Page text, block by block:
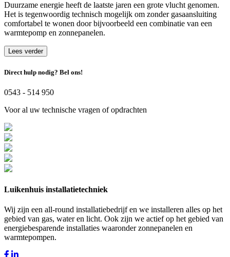
Duurzame energie heeft de laatste jaren een grote vlucht genomen.
Het is tegenwoordig technisch mogelijk om zonder gasaansluiting
comfortabel te wonen door bijvoorbeeld een combinatie van een
warmtepomp en zonnepanelen.
Lees verder
Direct hulp nodig? Bel ons!
0543 - 514 950
Voor al uw technische vragen of opdrachten
Luikenhuis installatietechniek
Wij zijn een all-round installatiebedrijf en we installeren alles op het
gebied van gas, water en licht. Ook zijn we actief op het gebied van
energiebesparende installaties waaronder zonnepanelen en
warmtepompen.